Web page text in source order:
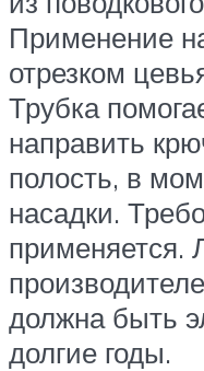
Применение
отрезком
Трубка
направить
полость, в
насадки.
применяется.
должна быть
долгие годы.